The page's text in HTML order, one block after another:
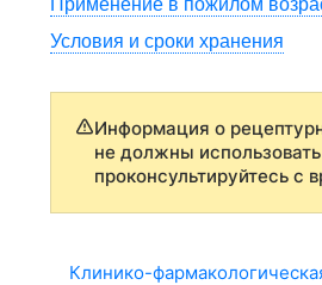
Применение в пожилом
Условия и сроки хранения
Информация о
не должны
проконсультируйтесь с
Клинико-